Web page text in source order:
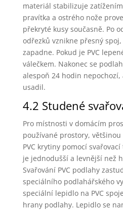
materiál stabilizuje
pravítka a ostrého nože
překryté kusy současně. Po
odřezků vznikne přesný
zapadne. Pokud je PVC
válečkem. Nakonec se
alespoň 24 hodin nepochozí,
usadil.
4.2 Studené
Pro místnosti v domácím
používané prostory,
PVC krytiny pomocí
je jednodušší a levnější než
Svařování PVC podlahy
speciálního podlahářského
speciální lepidlo na PVC
hrany podlahy. Lepidlo se